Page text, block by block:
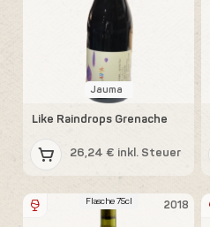
Jauma
Like Raindrops Grenache
26,24 € inkl. Steuer
2018
Flasche 75cl